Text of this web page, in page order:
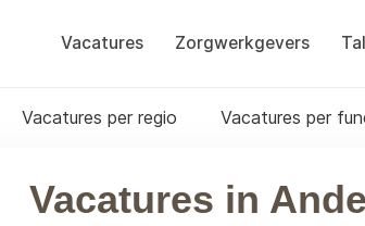
Vacatures Zorgwerkgevers
Vacatures per regio Vacatures per
Vacatures in